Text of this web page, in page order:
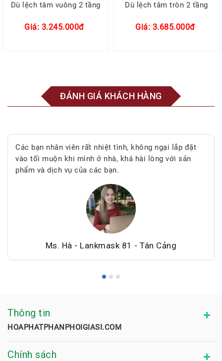
Dù lệch tâm vuông 2 tầng
Giá: 3.245.000đ
Dù lệch tâm tròn 2 tầng
Giá: 3.685.000đ
ĐÁNH GIÁ KHÁCH HÀNG
Các bạn nhân viên rất nhiệt tình, không ngại lắp đặt
vào tối muộn khi mình ở nhà, khá hài lòng với sản
phẩm và dịch vụ của các bạn.
Ms. Hà - Lankmask 81 - Tân Cảng
Thông tin
HOAPHATPHANPHOIGIASI.COM
Chính sách